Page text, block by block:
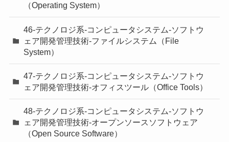
（Operating System）
46-テクノロジ系-コンピュータシステム-ソフトウ
ェア開発管理技術-ファイルシステム（File
System）
47-テクノロジ系-コンピュータシステム-ソフトウ
ェア開発管理技術-オフィスツール（Office Tools）
48-テクノロジ系-コンピュータシステム-ソフトウ
ェア開発管理技術-オープンソースソフトウェア
（Open Source Software）